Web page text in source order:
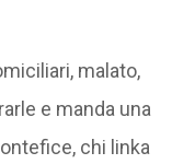
malato,
e manda una
chi linka